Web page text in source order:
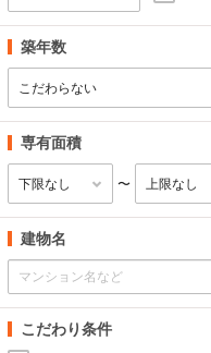
築年数
専有面積
〜
建物名
こだわり条件